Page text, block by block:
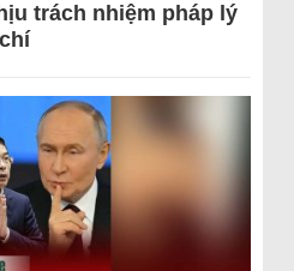
trách nhiệm pháp lý